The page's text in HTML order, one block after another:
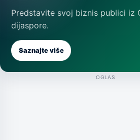
Predstavite svoj biznis publici iz
dijaspore.
Saznajte više
OGLAS